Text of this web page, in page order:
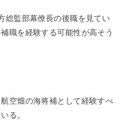
総監部幕僚長の後職を見てい
職を経験する可能性が高そう
空畑の海将補として経験すべ
る。